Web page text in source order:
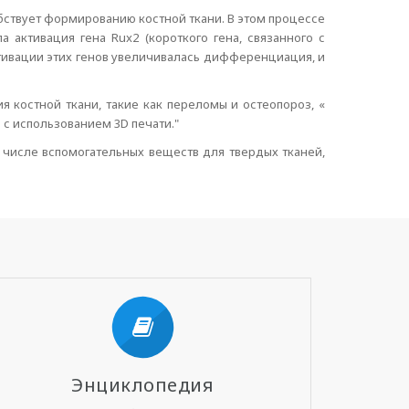
формированию костной ткани. В этом процессе
гена Rux2 (короткого гена, связанного с
этих генов увеличивалась дифференциация, и
ткани, такие как переломы и остеопороз, «
использованием 3D печати."
вспомогательных веществ для твердых тканей,
Энциклопедия